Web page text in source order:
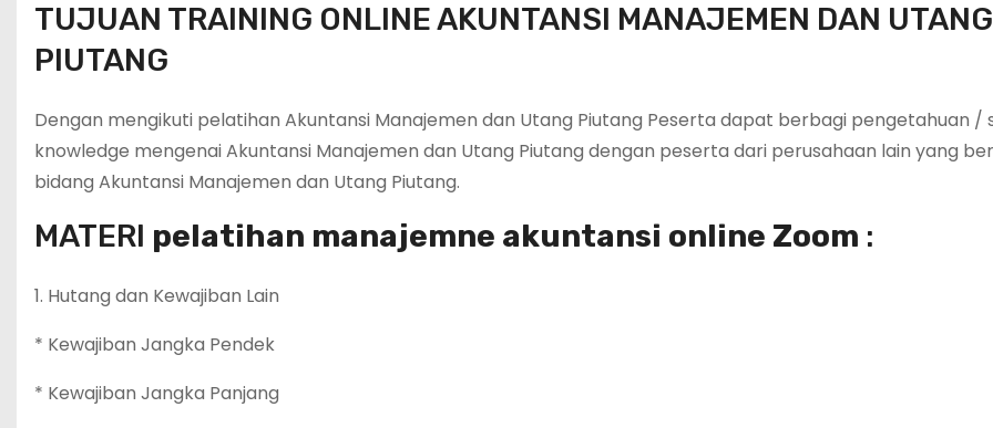
TUJUAN TRAINING ONLINE AKUNTANSI MANAJEMEN DAN UTANG
PIUTANG
Dengan mengikuti pelatihan Akuntansi Manajemen dan Utang Piutang Peserta dapat berbagi pengetahuan /
knowledge mengenai Akuntansi Manajemen dan Utang Piutang dengan peserta dari perusahaan lain yang
bidang Akuntansi Manajemen dan Utang Piutang.
MATERI pelatihan manajemne akuntansi online Zoom :
1. Hutang dan Kewajiban Lain
* Kewajiban Jangka Pendek
* Kewajiban Jangka Panjang